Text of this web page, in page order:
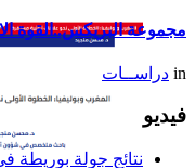
مجموعة البريكس..القوة
in دراســات
فيديو
نتائج جولة بوريطة